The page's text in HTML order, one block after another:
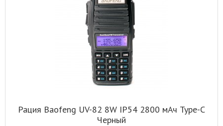
Рация Baofeng UV-82 8W IP54 2800 мАч Type-C
Черный